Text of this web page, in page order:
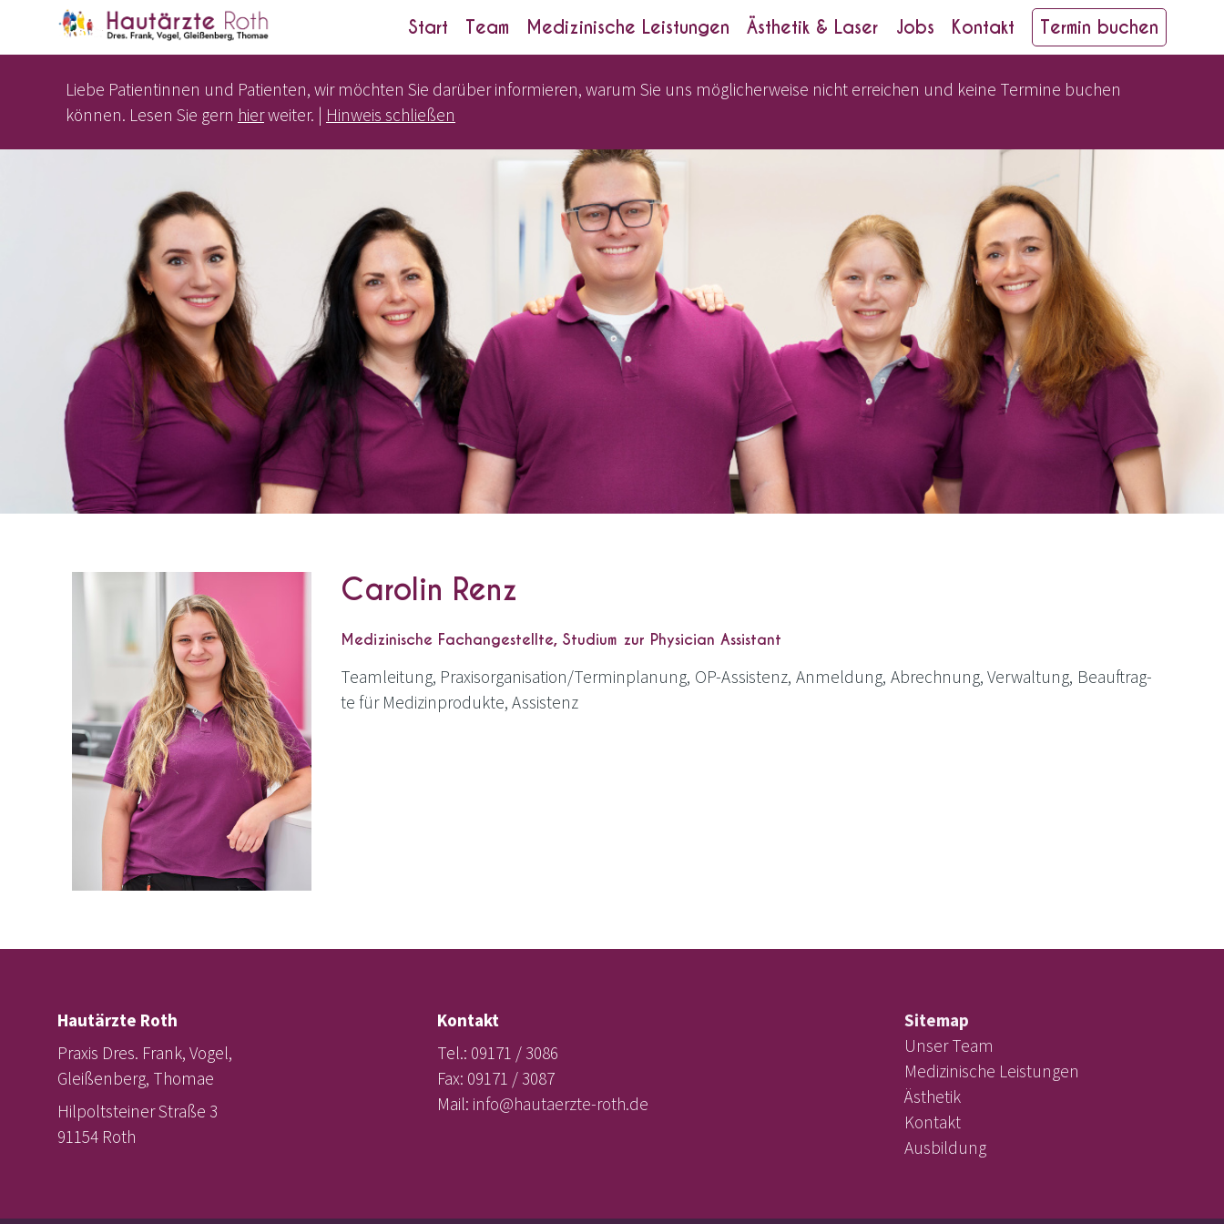
Start Team Medizinische Leistungen Ästhetik & Laser Jobs Kontakt Termin buchen
Liebe Patientinnen und Patienten, wir möchten Sie darüber informieren, warum Sie uns möglicherweise nicht erreichen und keine Termine buchen
können. Lesen Sie gern hierweiter. | Hinweis schließen
Carolin Renz
Medizinische Fachangestellte, Studium zur Physician Assistant
Team­lei­tung, Praxisorganisation/Terminplanung, OP-Assis­tenz, Anmel­dung, Abrech­nung, Ver­wal­tung, Beauf­trag­
te für Medi­zin­pro­duk­te, Assistenz
Hautärzte Roth
Praxis Dres. Frank, Vogel,
Gleißenberg, Thomae
Hilpoltsteiner Straße 3
91154 Roth
Kontakt
Tel.: 09171 / 3086
Fax: 09171 / 3087
Mail: info@hautaerzte-roth.de
Sitemap
Unser Team
Medizinische Leistungen
Ästhetik
Kontakt
Ausbildung